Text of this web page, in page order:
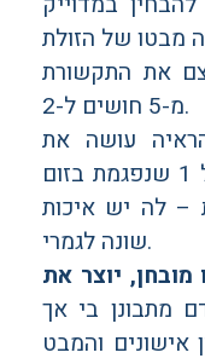
את התקשורת
מ-5 חושים ל-2.
עושה את
ההבדל האיכותי בין שיחה 1 על 1 שנפגמת בזום
– לה יש איכות
שונה לגמרי.
מובחן, יוצר את
מתבונן בי אך
אישונים והמבט